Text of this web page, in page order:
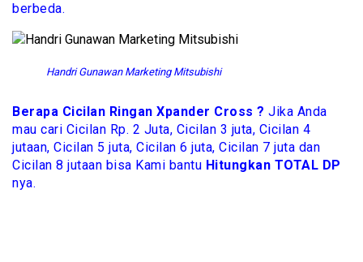
berbeda.
Handri Gunawan Marketing Mitsubishi
Berapa Cicilan Ringan Xpander Cross ? Jika Anda
mau cari Cicilan Rp. 2 Juta, Cicilan 3 juta, Cicilan 4
jutaan, Cicilan 5 juta, Cicilan 6 juta, Cicilan 7 juta dan
Cicilan 8 jutaan bisa Kami bantu Hitungkan TOTAL DP
nya.